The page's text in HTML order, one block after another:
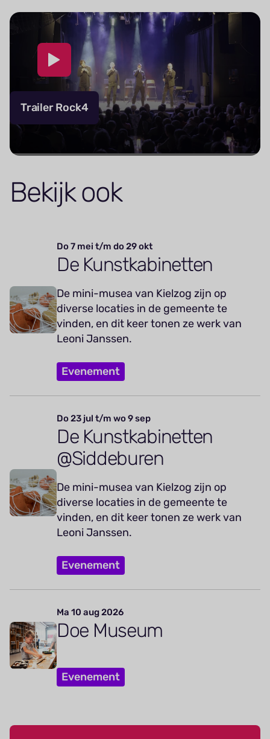
Trailer Rock4
Bekijk ook
Do 7 mei t/m do 29 okt
De Kunstkabinetten
De mini-musea van Kielzog zijn op
diverse locaties in de gemeente te
vinden, en dit keer tonen ze werk van
Leoni Janssen.
Evenement
Do 23 jul t/m wo 9 sep
De Kunstkabinetten
@Siddeburen
De mini-musea van Kielzog zijn op
diverse locaties in de gemeente te
vinden, en dit keer tonen ze werk van
Leoni Janssen.
Evenement
Ma 10 aug 2026
Doe Museum
Evenement